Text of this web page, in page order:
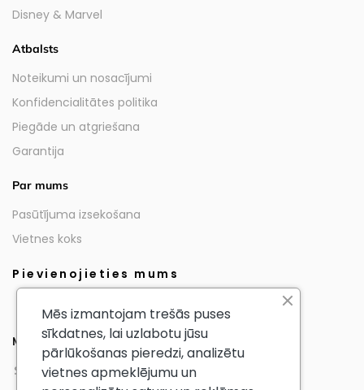
Disney & Marvel
Atbalsts
Noteikumi un nosacījumi
Konfidencialitātes politika
Piegāde un atgriešana
Garantija
Par mums
Pasūtījuma izsekošana
Vietnes koks
Pievienojieties mums
Mūsu partneri
Mēs izmantojam trešās puses
sīkdatnes, lai uzlabotu jūsu
pārlūkošanas pieredzi, analizētu
vietnes apmeklējumu un